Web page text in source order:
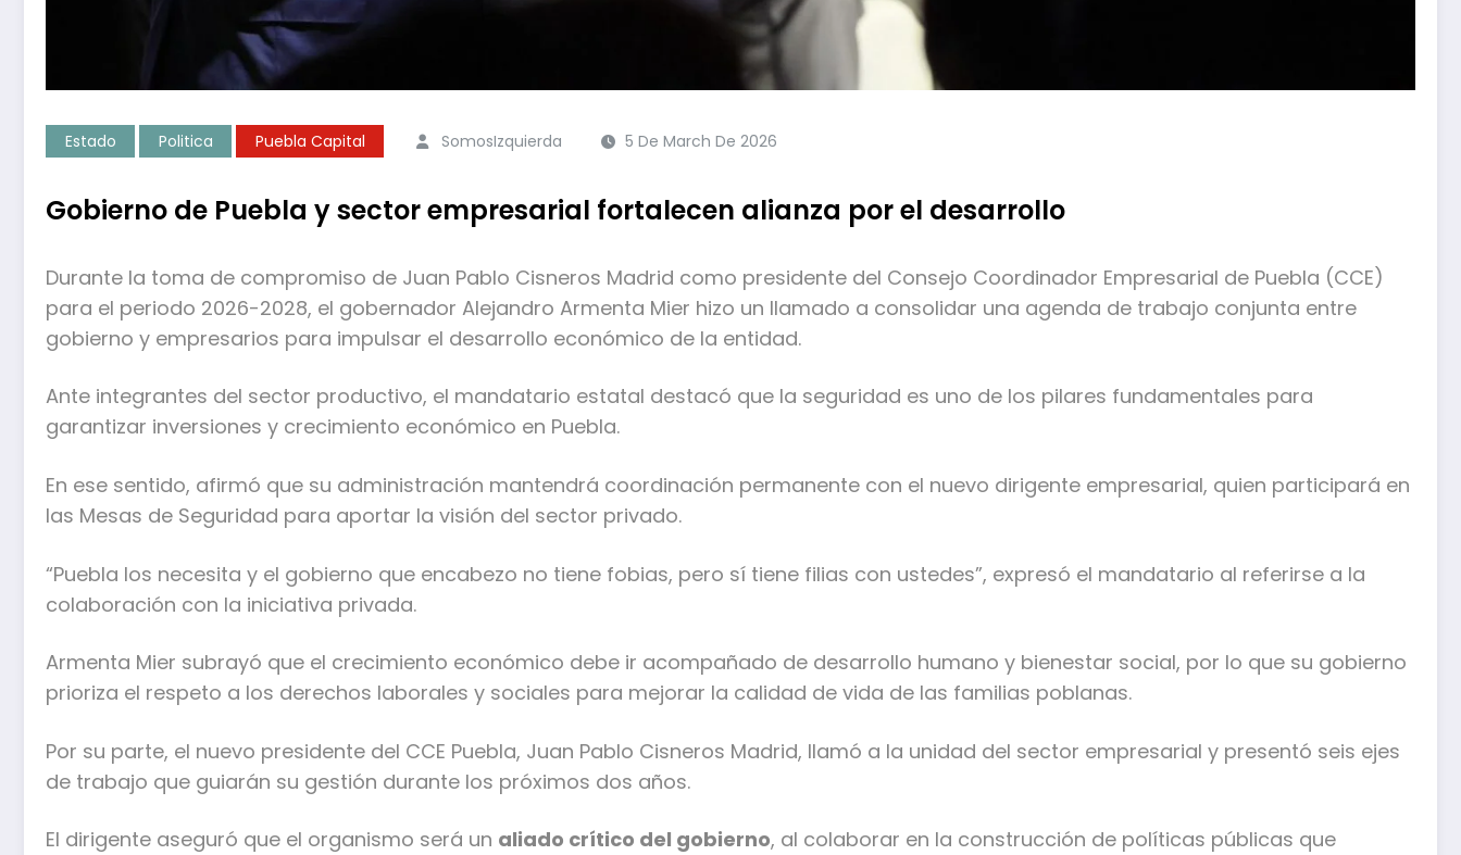
Estado Politica Puebla Capital SomosIzquierda 5 De March De 2026
Gobierno de Puebla y sector empresarial fortalecen alianza por el desarrollo
Durante la toma de compromiso de Juan Pablo Cisneros Madrid como presidente del Consejo Coordinador Empresarial de Puebla (CCE)
para el periodo 2026-2028, el gobernador Alejandro Armenta Mier hizo un llamado a consolidar una agenda de trabajo conjunta entre
gobierno y empresarios para impulsar el desarrollo económico de la entidad.
Ante integrantes del sector productivo, el mandatario estatal destacó que la seguridad es uno de los pilares fundamentales para
garantizar inversiones y crecimiento económico en Puebla.
En ese sentido, afirmó que su administración mantendrá coordinación permanente con el nuevo dirigente empresarial, quien participará en
las Mesas de Seguridad para aportar la visión del sector privado.
“Puebla los necesita y el gobierno que encabezo no tiene fobias, pero sí tiene filias con ustedes”, expresó el mandatario al referirse a la
colaboración con la iniciativa privada.
Armenta Mier subrayó que el crecimiento económico debe ir acompañado de desarrollo humano y bienestar social, por lo que su gobierno
prioriza el respeto a los derechos laborales y sociales para mejorar la calidad de vida de las familias poblanas.
Por su parte, el nuevo presidente del CCE Puebla, Juan Pablo Cisneros Madrid, llamó a la unidad del sector empresarial y presentó seis ejes
de trabajo que guiarán su gestión durante los próximos dos años.
El dirigente aseguró que el organismo será un aliado crítico del gobierno, al colaborar en la construcción de políticas públicas que